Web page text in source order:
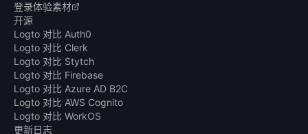
登录体验素材
开源
Logto 对比 Auth0
Logto 对比 Clerk
Logto 对比 Stytch
Logto 对比 Firebase
Logto 对比 Azure AD B2C
Logto 对比 AWS Cognito
Logto 对比 WorkOS
更新日志